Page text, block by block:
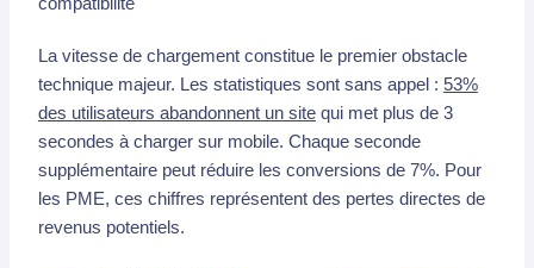
La vitesse de chargement constitue le premier obstacle
technique majeur. Les statistiques sont sans appel : 53%
des utilisateurs abandonnent un sitequi met plus de 3
secondes à charger sur mobile. Chaque seconde
supplémentaire peut réduire les conversions de 7%. Pour
les PME, ces chiffres représentent des pertes directes de
revenus potentiels.